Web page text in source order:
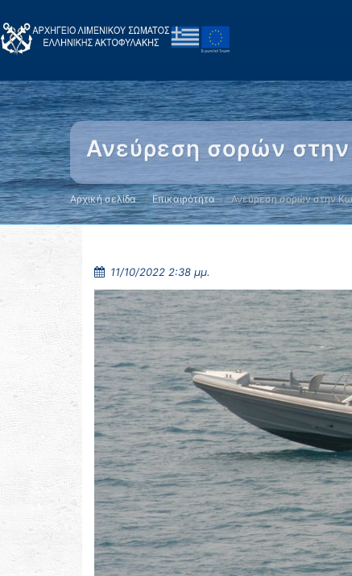
Ανεύρεση σορών
Αρχική σελίδα Επικαιρότητα Ανεύρεση σορών στην
11/10/2022 2:38 μμ.